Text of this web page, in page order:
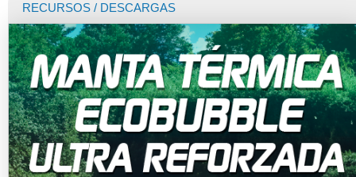
X
3
MTS
Ultrareforzada
cantidad
RECURSOS / DESCARGAS